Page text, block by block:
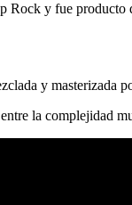
Rock y fue
y masterizada
la complejidad